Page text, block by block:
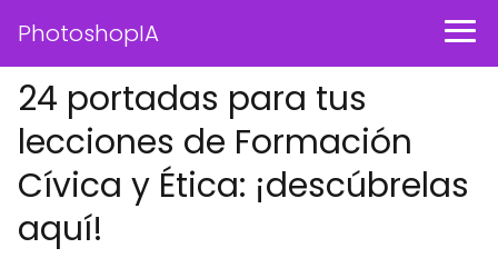
PhotoshopIA
24 portadas para tus
lecciones de Formación
Cívica y Ética: ¡descúbrelas
aquí!